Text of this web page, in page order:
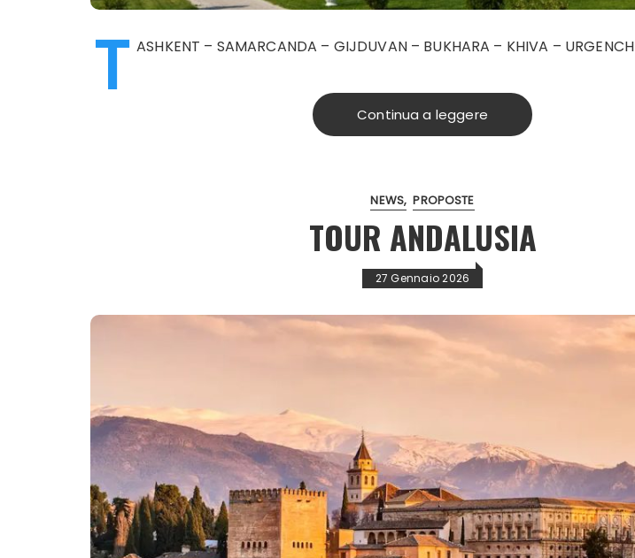
T ASHKENT – SAMARCANDA – GIJDUVAN – BUKHARA – KHIVA – URGENCH
Continua a leggere
NEWS PROPOSTE
TOUR ANDALUSIA
27 Gennaio 2026